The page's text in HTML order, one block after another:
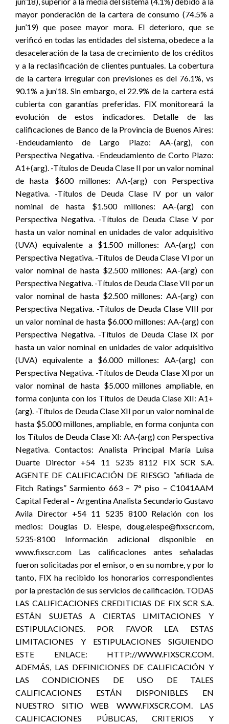
mayor ponderación de la cartera de consumo (74.5% a
jun’19) que posee mayor mora. El deterioro, que se
verificó en todas las entidades del sistema, obedece a la
desaceleración de la tasa de crecimiento de los créditos
y a la reclasificación de clientes puntuales. La cobertura
de la cartera irregular con previsiones es del 76.1%, vs
90.1% a jun’18. Sin embargo, el 22.9% de la cartera está
cubierta con garantías preferidas. FIX monitoreará la
evolución de estos indicadores. Detalle de las
calificaciones de Banco de la Provincia de Buenos Aires:
-Endeudamiento de Largo Plazo: AA-(arg), con
Perspectiva Negativa. -Endeudamiento de Corto Plazo:
A1+(arg). -Títulos de Deuda Clase II por un valor nominal
de hasta $600 millones: AA-(arg) con Perspectiva
Negativa. -Títulos de Deuda Clase IV por un valor
nominal de hasta $1.500 millones: AA-(arg) con
Perspectiva Negativa. -Títulos de Deuda Clase V por
hasta un valor nominal en unidades de valor adquisitivo
(UVA) equivalente a $1.500 millones: AA-(arg) con
Perspectiva Negativa. -Títulos de Deuda Clase VI por un
valor nominal de hasta $2.500 millones: AA-(arg) con
Perspectiva Negativa. -Títulos de Deuda Clase VII por un
valor nominal de hasta $2.500 millones: AA-(arg) con
Perspectiva Negativa. -Títulos de Deuda Clase VIII por
un valor nominal de hasta $6.000 millones: AA-(arg) con
Perspectiva Negativa. -Títulos de Deuda Clase IX por
hasta un valor nominal en unidades de valor adquisitivo
(UVA) equivalente a $6.000 millones: AA-(arg) con
Perspectiva Negativa. -Títulos de Deuda Clase XI por un
valor nominal de hasta $5.000 millones ampliable, en
forma conjunta con los Títulos de Deuda Clase XII: A1+
(arg). -Títulos de Deuda Clase XII por un valor nominal de
hasta $5.000 millones, ampliable, en forma conjunta con
los Títulos de Deuda Clase XI: AA-(arg) con Perspectiva
Negativa. Contactos: Analista Principal María Luisa
Duarte Director +54 11 5235 8112 FIX SCR S.A.
AGENTE DE CALIFICACIÓN DE RIESGO “afiliada de
Fitch Ratings” Sarmiento 663 – 7° piso – C1041AAM
Capital Federal – Argentina Analista Secundario Gustavo
Avila Director +54 11 5235 8100 Relación con los
medios: Douglas D. Elespe, doug.elespe@fixscr.com,
5235-8100 Información adicional disponible en
www.fixscr.com Las calificaciones antes señaladas
fueron solicitadas por el emisor, o en su nombre, y por lo
tanto, FIX ha recibido los honorarios correspondientes
por la prestación de sus servicios de calificación. TODAS
LAS CALIFICACIONES CREDITICIAS DE FIX SCR S.A.
ESTÁN SUJETAS A CIERTAS LIMITACIONES Y
ESTIPULACIONES. POR FAVOR LEA ESTAS
LIMITACIONES Y ESTIPULACIONES SIGUIENDO
ESTE ENLACE: HTTP://WWW.FIXSCR.COM.
ADEMÁS, LAS DEFINICIONES DE CALIFICACIÓN Y
LAS CONDICIONES DE USO DE TALES
CALIFICACIONES ESTÁN DISPONIBLES EN
NUESTRO SITIO WEB WWW.FIXSCR.COM. LAS
CALIFICACIONES PÚBLICAS, CRITERIOS Y